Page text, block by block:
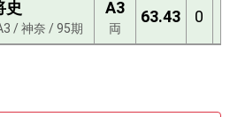
史
/ 神奈 / 95期
A3
両
63.43 0